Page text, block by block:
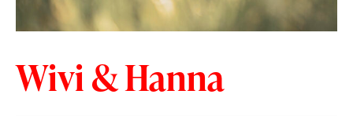
Wivi & Hanna